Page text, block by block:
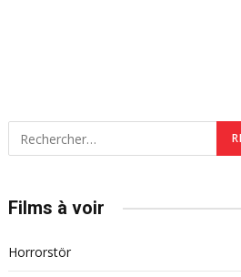
Films à voir
Horrorstör